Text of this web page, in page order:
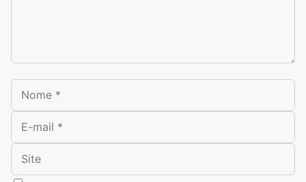
Nome
E-mail
Site